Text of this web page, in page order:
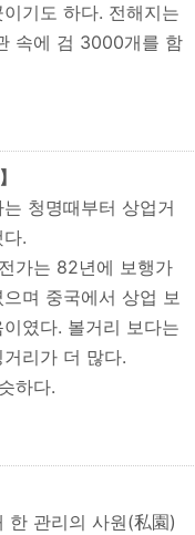
기도 하다. 전해지는
속에 검 3000개를 함
청명때부터 상업거
.
가는 82년에 보행가
며 중국에서 상업 보
였다. 볼거리 보다는
리가 더 많다.
하다.
한 관리의 사원(私園)